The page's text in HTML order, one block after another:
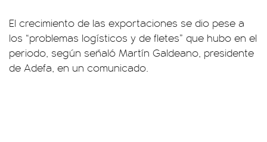
El crecimiento de las exportaciones se dio pese a
los “problemas logísticos y de fletes” que hubo en el
periodo, según señaló Martín Galdeano, presidente
de Adefa, en un comunicado.